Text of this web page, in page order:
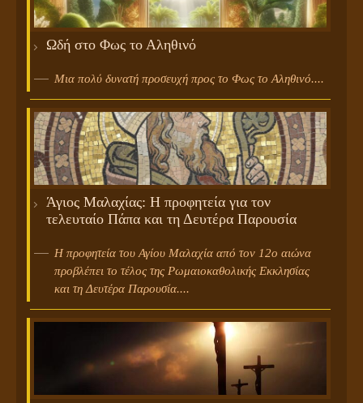
Ωδή στο Φως το Αληθινό
Μια πολύ δυνατή προσευχή προς το Φως το Αληθινό....
Άγιος Μαλαχίας: Η προφητεία για τον
τελευταίο Πάπα και τη Δευτέρα Παρουσία
Η προφητεία του Αγίου Μαλαχία από τον 12ο αιώνα
προβλέπει το τέλος της Ρωμαιοκαθολικής Εκκλησίας
και τη Δευτέρα Παρουσία....